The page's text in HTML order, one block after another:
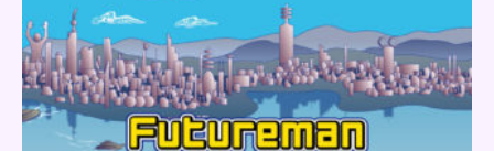
Category: Others Short story Water front robot
Detail